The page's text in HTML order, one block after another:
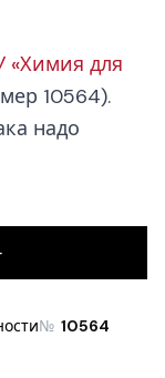
«Химия для
10564).
надо
№ 10564